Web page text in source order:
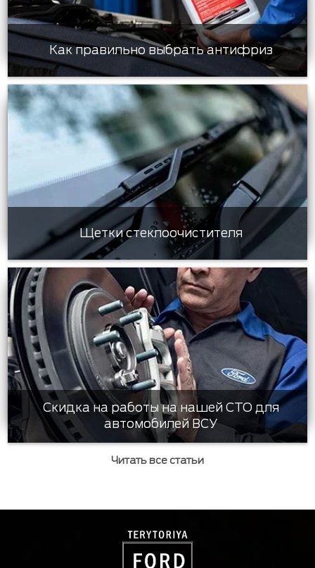
Как правильно выбрать антифриз
Щетки стеклоочистителя
Скидка на работы на нашей СТО для
автомобилей ВСУ
Читать все статьи